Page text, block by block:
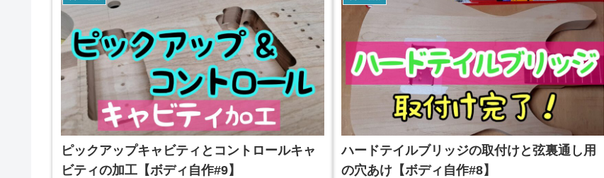
ピックアップキャビティとコントロールキャ
ビティの加工【ボディ自作#9】
ハードテイルブリッジの取付けと弦裏通し用
の穴あけ【ボディ自作#8】